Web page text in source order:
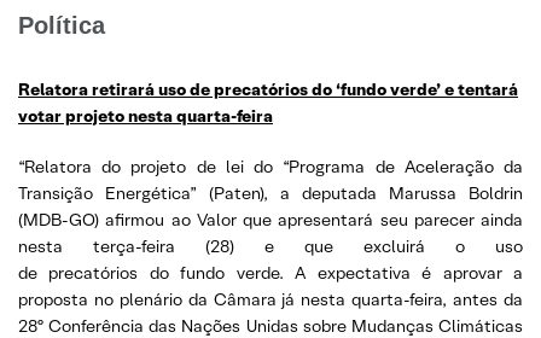
Política
Relatora retirará uso de precatórios do ‘fundo verde’ e tentará
votar projeto nesta quarta-feira
“Relatora do projeto de lei do “Programa de Aceleração da
Transição Energética” (Paten), a deputada Marussa Boldrin
(MDB-GO) afirmou ao Valor que apresentará seu parecer ainda
nesta terça-feira (28) e que excluirá o uso
de precatórios do fundo verde. A expectativa é aprovar a
proposta no plenário da Câmara já nesta quarta-feira, antes da
28º Conferência das Nações Unidas sobre Mudanças Climáticas